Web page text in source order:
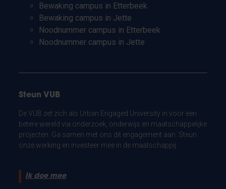
Bewaking campus in Etterbeek
Bewaking campus in Jette
Noodnummer campus in Etterbeek
Noodnummer campus in Jette
Steun VUB
De VUB zet zich als Urban Engaged University in voor een
betere wereld via onderzoek, onderwijs en maatschappelijke
projecten. Ga samen met ons dit engagement aan. Steun
onze werking en investeer mee in de maatschappij.
Ik doe mee